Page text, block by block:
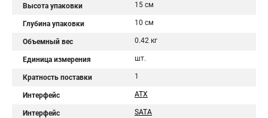
Высота упаковки 15 см
Глубина упаковки 10 см
Объемный вес 0.42 кг
Единица измерения шт.
Кратность поставки 1
Интерфейс ATX
Интерфейс SATA